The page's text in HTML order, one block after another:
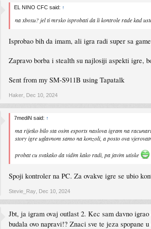
EL NINO CFC said: ↑
na xboxu? jel ti mrsko isprobati da li kontrole rade kad
Isprobao bih da imam, ali igra radi super sa
Zapravo borba i stealth su najlosiji aspekti igre,
Sent from my SM-S911B using Tapatalk
Haker Dec 10, 2024
7mediN said: ↑
ma rijetko bilo sta osim esports naslova igram na
story igre uglavnom samo na konzoli, a posto ova
probat cu svakako da vidim kako radi, pa javim utiske
Spoji kontroler na PC. Za ovakve igre se ubio
Stevie_Ray Dec 10, 2024
Jbt, ja igram ovaj outlast 2. Kec sam davno
budala ovo napravi!? Znaci sve te jeza spopane